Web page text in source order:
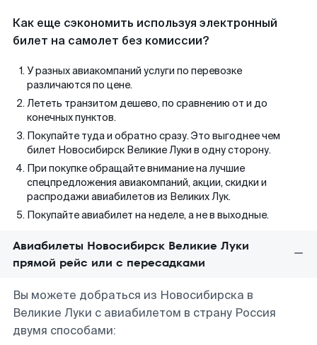
Как еще сэкономить используя электронный
билет на самолет без комиссии?
У разных авиакомпаний услуги по перевозке
различаются по цене.
Лететь транзитом дешево, по сравнению от и до
конечных пунктов.
Покупайте туда и обратно сразу. Это выгоднее чем
билет Новосибирск Великие Луки в одну сторону.
При покупке обращайте внимание на лучшие
спецпредложения авиакомпаний, акции, скидки и
распродажи авиабилетов из Великих Лук.
Покупайте авиабилет на неделе, а не в выходные.
Авиабилеты Новосибирск Великие Луки
прямой рейс или с пересадками
Вы можете добраться из Новосибирска в
Великие Луки с авиабилетом в страну Россия
двумя способами: